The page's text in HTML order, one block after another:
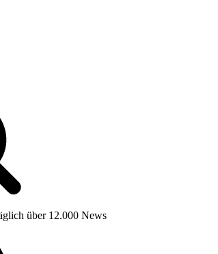
über 12.000 News